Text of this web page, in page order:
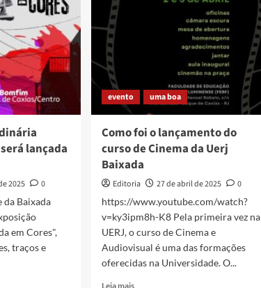
Agrobiodiversidade
lançada
2025
0
da Baixada
em Cores",
traços e
evento uma boa
Como foi o lançamento do
curso de Cinema da Uerj
Baixada
Editoria 27 de abril de 2025
0
https://www.youtube.com/watch?
v=ky3ipm8h-K8 Pela primeira vez na
UERJ, o curso de Cinema e
Audiovisual é uma das formações
oferecidas na Universidade. O...
Leia maisRead